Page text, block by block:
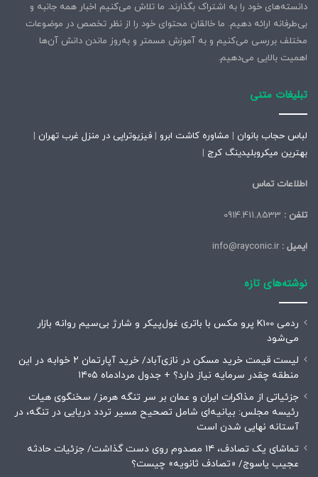
دانسته‌های خود را به اشتراک بگذارند. ما تلاش می‌کنیم اخبار همه جانبه و
بی‌طرفانه ارائه دهیم. ما خالقان محتوای خود را از نظر تخصص در موضوعات
مختلف بررسی می‌کنیم و به آموزش مسمتر و به‌روز ماندن دانش آن‌ها
اهمیت بالایی می‌دهیم.
تبلیغات متنی
لباس حجاب بانوان | مشاوره کاشت ابرو | فیزیوتراپی در منزل غرب تهران |
بهترین میکروبلیدینگ کرج |
اطلاعات تماس
تلفن :
ایمیل :
نوشته‌های تازه
ردمی K100 پرو مکس با باتری غول‌پیکر و شارژ بی‌سیم روانه بازار
می‌شود
لیست قیمت خرید مسکن در نازی‌آباد/ خرید آپارتمان ۲ خوابه در این
منطقه چقدر سرمایه نیاز دارد؟ + جدول مردادماه ۱۴۰۵
جزئیاتی از مذاکرات ایران و عمان بر سر تنگه هرمز/ سخنگوی هیات
رئیسه مجلس: بیانیه‌ای شامل تصحیح مسیر تردد دریایی در تنگه، در
آستانه نهایی شدن است
تماشای یک تصادف، ۱۴ مصدوم روی دست گذاشت/ جزئیات حادثه
عجیب یاسوج/ «تصادف ثانویه» چیست؟